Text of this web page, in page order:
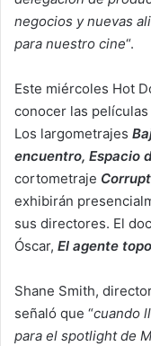
negocios y nuevas
para nuestro cine“.
Este miércoles Hot
conocer las
Los largometrajes
encuentro, Espacio
cortometraje
exhibirán
sus directores. El
Óscar, El agente topo
Shane Smith,
señaló que “cuando
para el spotlight de